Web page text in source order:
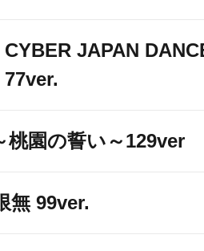
JAPAN
桃園の誓い～129ver
無 99ver.